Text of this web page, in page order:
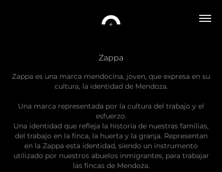
Zappa
Zappa es una marca mendocina, joven, que expresa en su
cultura, la identidad de Mendoza.
Una marca representada por la cultura del trabajo y el
esfuerzo.
Una identidad que refleja la historia de nuestras familias,
del trabajo en la finca, la huerta y la granja. Representan
en la Zappa esta identidad, siendo un instrumento
utilizado por nuestros abuelos inmigrantes, para trabajar
las fincas de Mendoza.